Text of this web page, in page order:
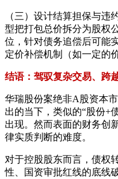
（三）设计结算担保与违
型把打包总价拆分为股权
位，针对债务追偿后可能
定价补偿机制（如一定的
结语：驾驭复杂交易、跨
华瑞股份案绝非A股资本
出的当下，类似的“股份+
出现。然而表面的财务创
律实质判断的难度。
对于控股股东而言，债权
性、国资审批红线的底线